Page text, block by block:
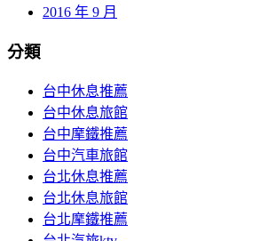
2016 年 9 月
分類
台中休息推薦
台中休息旅館
台中摩鐵推薦
台中汽車旅館
台北休息推薦
台北休息旅館
台北摩鐵推薦